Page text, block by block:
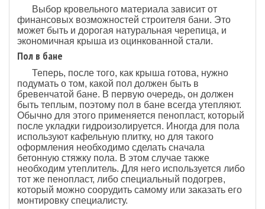
Выбор кровельного материала зависит от
финансовых возможностей строителя бани. Это
может быть и дорогая натуральная черепица, и
экономичная крыша из оцинкованной стали.
Пол в бане
Теперь, после того, как крыша готова, нужно
подумать о том, какой пол должен быть в
бревенчатой бане. В первую очередь, он должен
быть теплым, поэтому пол в бане всегда утепляют.
Обычно для этого применяется пенопласт, который
после укладки гидроизолируется. Иногда для пола
используют кафельную плитку, но для такого
оформления необходимо сделать сначала
бетонную стяжку пола. В этом случае также
необходим утеплитель. Для него используется либо
тот же пенопласт, либо специальный подогрев,
который можно соорудить самому или заказать его
монтировку специалисту.